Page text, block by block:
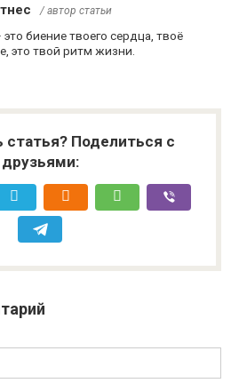
/ автор статьи
биение твоего сердца, твоё
это твой ритм жизни.
статья? Поделиться с
друзьями: